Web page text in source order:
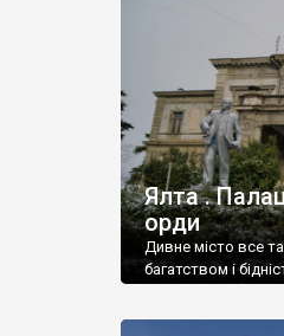
Ялта .
орди
Дивне місто все
багатством і